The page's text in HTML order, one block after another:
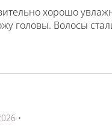
хорошо
головы. Волосы
•